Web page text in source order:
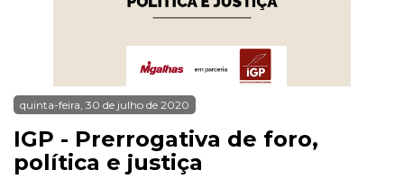
quinta-feira, 30 de julho de 2020
IGP - Prerrogativa de foro,
política e justiça